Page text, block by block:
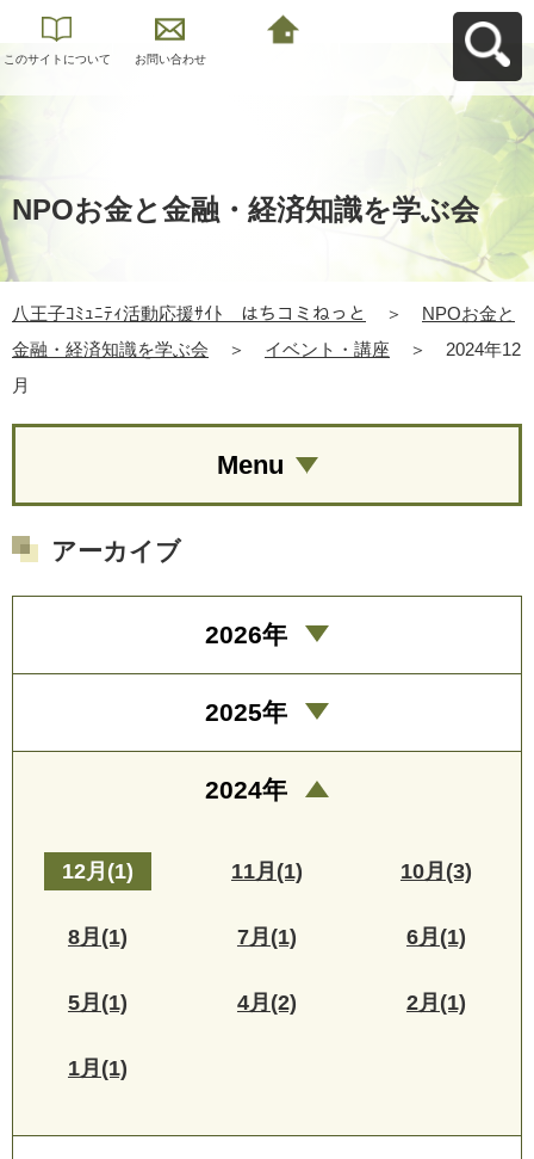
このサイトについて お問い合わせ
NPOお金と金融・経済知識を学ぶ会
八王子ｺﾐｭﾆﾃｨ活動応援ｻｲﾄ はちコミねっと ＞
NPOお金と
金融・経済知識を学ぶ会
＞ イベント・講座 ＞
2024年12
月
Menu
アーカイブ
2026年
2025年
2024年
12月(1) 11月(1) 10月(3)
8月(1) 7月(1) 6月(1)
5月(1) 4月(2) 2月(1)
1月(1)